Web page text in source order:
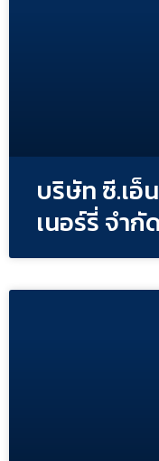
บริษัท ซี.เอ็
เนอร์รี่ จํากัด